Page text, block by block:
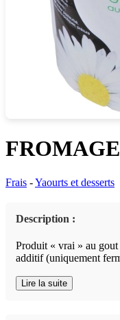
Frais -Yaourts et desserts
Description :
Produit « vrai » au
additif (uniquement
Lire la suite